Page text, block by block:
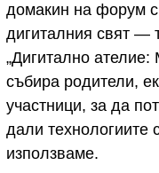
домакин на форум
дигиталния свят —
„Дигитално
събира родители,
участници, за да
дали технологиите
използваме.